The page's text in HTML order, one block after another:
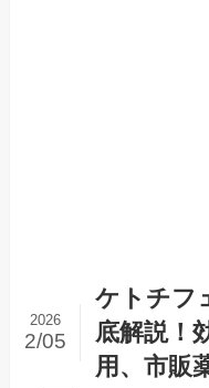
ケトチフ
底解説！
用、市販
2026
2/05